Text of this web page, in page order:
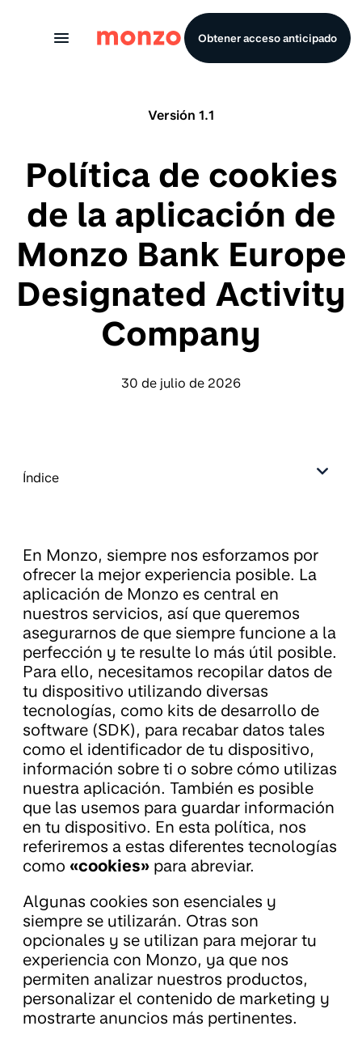
Obtener acceso anticipado
Versión 1.1
Política de cookies
de la aplicación de
Monzo Bank Europe
Designated Activity
Company
30 de julio de 2026
Índice
En Monzo, siempre nos esforzamos por
ofrecer la mejor experiencia posible. La
aplicación de Monzo es central en
nuestros servicios, así que queremos
asegurarnos de que siempre funcione a la
perfección y te resulte lo más útil posible.
Para ello, necesitamos recopilar datos de
tu dispositivo utilizando diversas
tecnologías, como kits de desarrollo de
software (SDK), para recabar datos tales
como el identificador de tu dispositivo,
información sobre ti o sobre cómo utilizas
nuestra aplicación. También es posible
que las usemos para guardar información
en tu dispositivo. En esta política, nos
referiremos a estas diferentes tecnologías
como «cookies» para abreviar.
Algunas cookies son esenciales y
siempre se utilizarán. Otras son
opcionales y se utilizan para mejorar tu
experiencia con Monzo, ya que nos
permiten analizar nuestros productos,
personalizar el contenido de marketing y
mostrarte anuncios más pertinentes.